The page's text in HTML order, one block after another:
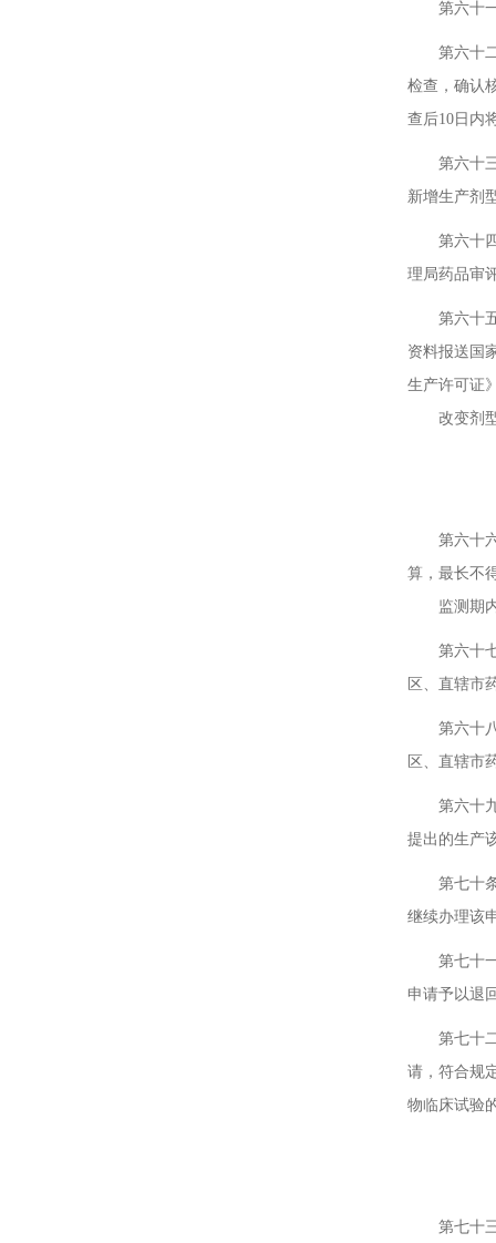
第六十一
第六十二
检查，确认
查后10日内
第六十三
新增生产剂
第六十四
理局药品审
第六十五
资料报送国
生产许可证
改变剂型
第六十六
算，最长不
监测期内
第六十七
区、直辖市
第六十八
区、直辖市
第六十九
提出的生产
第七十条
继续办理该
第七十一
申请予以退
第七十二
请，符合规
物临床试验
第七十三